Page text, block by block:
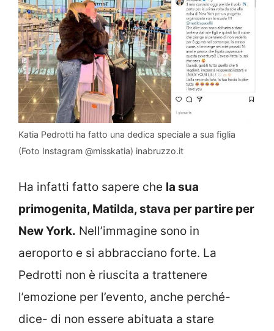
Katia Pedrotti ha fatto una dedica speciale a sua figlia
(Foto Instagram @misskatia) inabruzzo.it
Ha infatti fatto sapere che la sua
primogenita, Matilda, stava per partire per
New York. Nell’immagine sono in
aeroporto e si abbracciano forte. La
Pedrotti non è riuscita a trattenere
l’emozione per l’evento, anche perché-
dice- di non essere abituata a stare